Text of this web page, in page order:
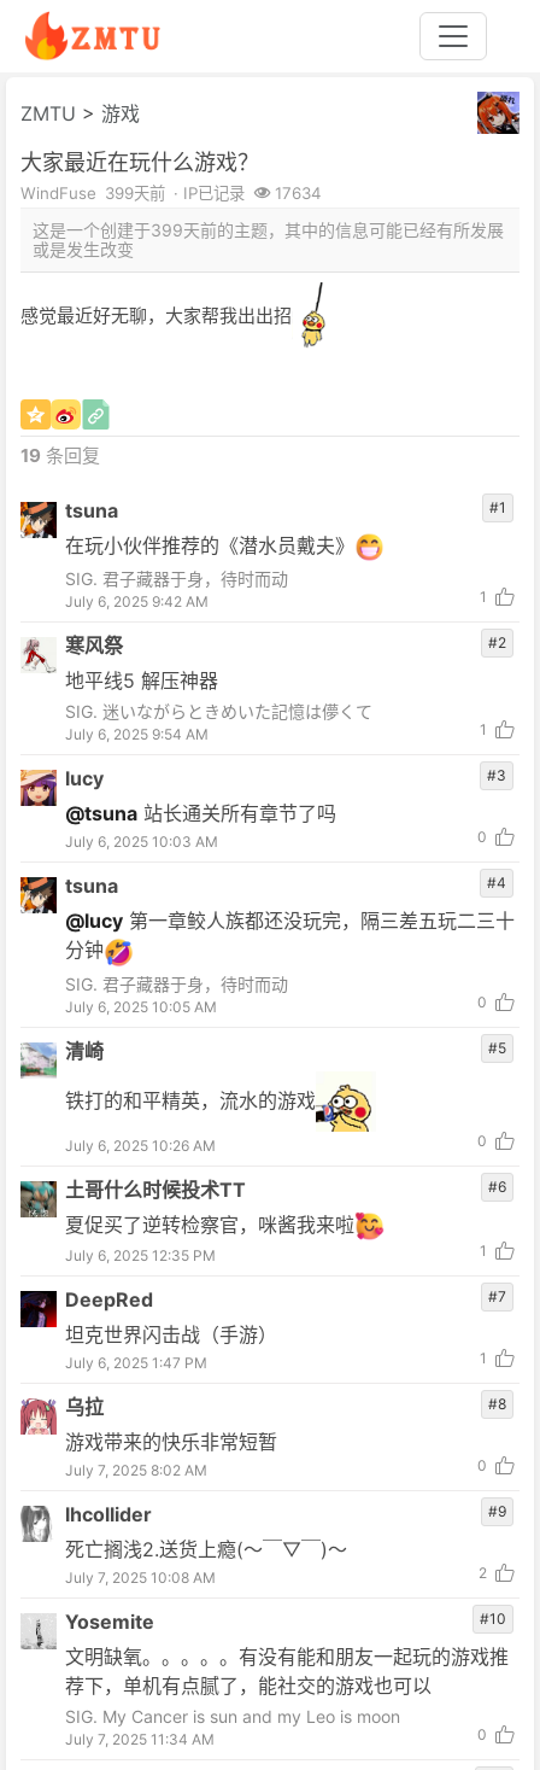
ZMTU > 游戏
大家最近在玩什么游戏？
WindFuse 399天前 · IP已记录 17634
这是一个创建于399天前的主题，其中的信息可能已经有所发展
或是发生改变
感觉最近好无聊，大家帮我出出招
19 条回复
tsuna
在玩小伙伴推荐的《潜水员戴夫》
SIG. 君子藏器于身，待时而动
July 6, 2025 9:42 AM
#1
1
寒风祭
地平线5 解压神器
SIG. 迷いながらときめいた記憶は儚くて
July 6, 2025 9:54 AM
#2
1
lucy
@tsuna 站长通关所有章节了吗
July 6, 2025 10:03 AM
#3
0
tsuna
@lucy 第一章鲛人族都还没玩完，隔三差五玩二三十
分钟
SIG. 君子藏器于身，待时而动
July 6, 2025 10:05 AM
#4
0
清崎
铁打的和平精英，流水的游戏
July 6, 2025 10:26 AM
#5
0
土哥什么时候投术TT
夏促买了逆转检察官，咪酱我来啦
July 6, 2025 12:35 PM
#6
1
DeepRed
坦克世界闪击战（手游）
July 6, 2025 1:47 PM
#7
1
乌拉
游戏带来的快乐非常短暂
July 7, 2025 8:02 AM
#8
0
lhcollider
死亡搁浅2.送货上瘾(～￣▽￣)～
July 7, 2025 10:08 AM
#9
2
Yosemite
文明缺氧。。。。。有没有能和朋友一起玩的游戏推
荐下，单机有点腻了，能社交的游戏也可以
SIG. My Cancer is sun and my Leo is moon
July 7, 2025 11:34 AM
#10
0